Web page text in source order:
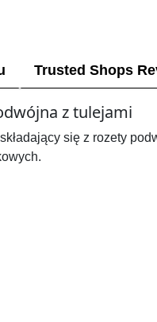
Trusted Shops
z tulejami
się z rozety